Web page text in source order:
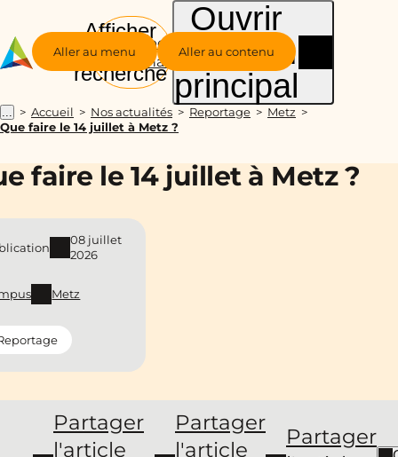
Aller au menu Aller au contenu
Groupe
Alternance
Afficher
la
recherche
Ouvrir
le menu
principal
... Accueil Nos actualités Reportage
Metz
Que faire le 14 juillet à Metz ?
faire le 14 juillet à Metz ?
Partager
l'article
Partager
l'article
Partager
08 juillet
2026
Metz